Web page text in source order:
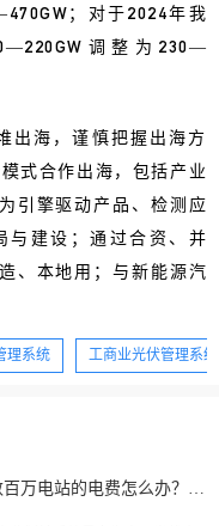
；对于2024年我
调整为230—
出海，谨慎把握出海方
式合作出海，包括产业
引擎驱动产品、检测应
与建设；通过合资、并
、本地用；与新能源汽
理系统 工商业光伏管理系统
万电站的电费怎么办？鲸